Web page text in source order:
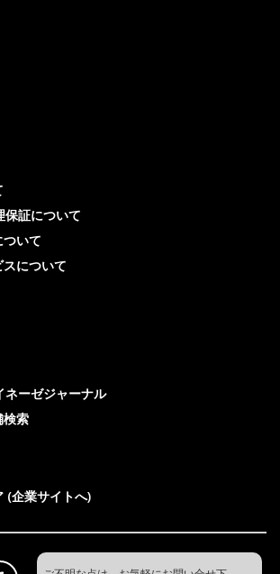
保証について
いて
について
ーゼジャーナル
検索
(企業サイトへ)